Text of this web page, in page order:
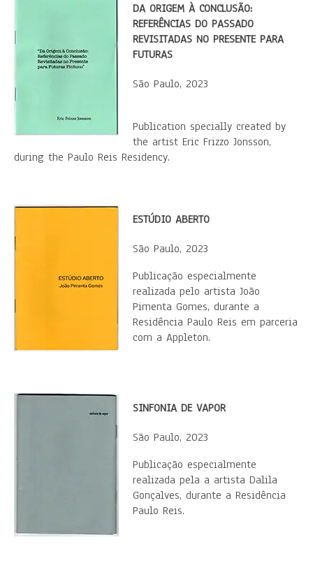
DA ORIGEM À CONCLUSÃO:
REFERÊNCIAS DO PASSADO
REVISITADAS NO PRESENTE PARA
FUTURAS
São Paulo, 2023
​Publication specially created by
the artist Eric Frizzo Jonsson,
during the Paulo Reis Residency.
ESTÚDIO ABERTO
São Paulo, 2023
​Publicação especialmente
realizada pelo artista João
Pimenta Gomes, durante a
Residência Paulo Reis em parceria
com a Appleton.
SINFONIA DE VAPOR
São Paulo, 2023
​Publicação especialmente
realizada pela a artista Dalila
Gonçalves, durante a Residência
Paulo Reis.